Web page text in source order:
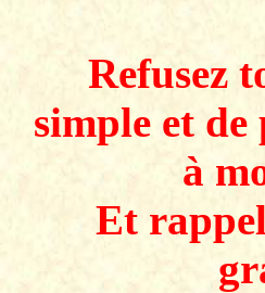
Refusez
simple et
à
Et